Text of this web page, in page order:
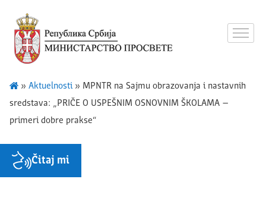
» Aktuelnosti» MPNTR na Sajmu obrazovanja i nastavnih
sredstava: „PRIČE O USPEŠNIM OSNOVNIM ŠKOLAMA –
primeri dobre prakse“
Čitaj mi